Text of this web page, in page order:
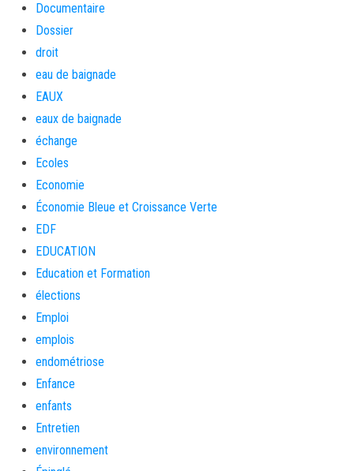
Documentaire
Dossier
droit
eau de baignade
EAUX
eaux de baignade
échange
Ecoles
Economie
Économie Bleue et Croissance Verte
EDF
EDUCATION
Education et Formation
élections
Emploi
emplois
endométriose
Enfance
enfants
Entretien
environnement